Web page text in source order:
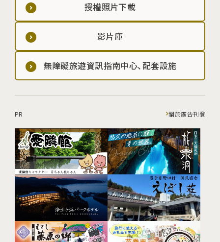
授權照片下載
影片庫
無障礙旅遊資訊指南中心、配套設施
PR 關於廣告刊登